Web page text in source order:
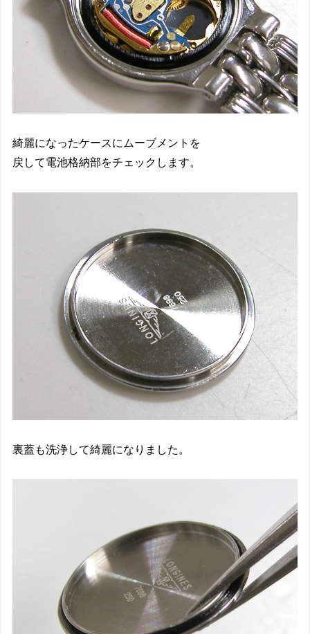
綺麗になったケースにムーブメントを
戻して電池格納部をチェックします。
裏蓋も洗浄して綺麗になりました。